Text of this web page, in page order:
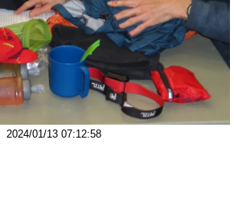
2024/01/13 07:12:58